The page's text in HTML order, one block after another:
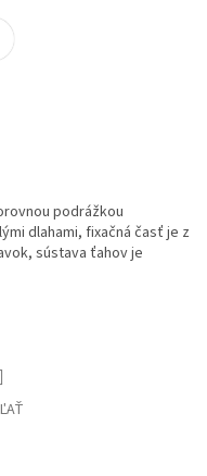
podrážkou
dlahami, fixačná časť je z
sústava ťahov je